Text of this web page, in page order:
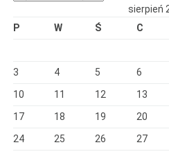
sierpień
P
W Ś C
3
4 5 6
10
11 12 13
17
18 19 20
24
25 26 27